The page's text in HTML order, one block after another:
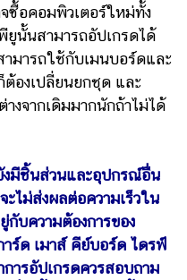
ซื้อคอมพิวเตอร์ใหม่ทั้ง
ยูนั้นสามารถอัปเกรดได้
มารถใช้กับเมนบอร์ดและ
ต้องเปลี่ยนยกชุด และ
างจากเดิมมากนักถ้าไม่ได้
งมีชิ้นส่วนและอุปกรณ์อื่น
ไม่ส่งผลต่อความเร็วใน
กับความต้องการของ
ร์ด เมาส์ คีย์บอร์ด ไดรฟ์
ารอัปเกรดควรสอบถาม